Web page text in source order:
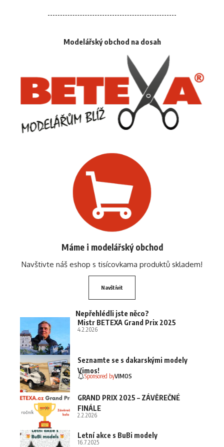
Modelářský obchod na dosah
Máme i modelářský obchod
Navštivte náš eshop s tisícovkama produktů skladem!
Navštívit
Nepřehlédli jste něco?
Mistr BETEXA Grand Prix 2025
4.2.2026
Seznamte se s dakarskými modely
Vimos!
Sponsored byVIMOS
GRAND PRIX 2025 – ZÁVĚREČNÉ
FINÁLE
2.2.2026
Letní akce s BuBi modely
16.7.2025